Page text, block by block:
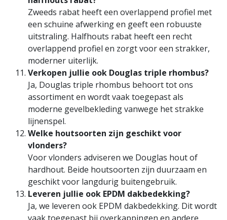
Zweeds rabat heeft een overlappend profiel met
een schuine afwerking en geeft een robuuste
uitstraling. Halfhouts rabat heeft een recht
overlappend profiel en zorgt voor een strakker,
moderner uiterlijk.
Verkopen jullie ook Douglas triple rhombus?
Ja, Douglas triple rhombus behoort tot ons
assortiment en wordt vaak toegepast als
moderne gevelbekleding vanwege het strakke
lijnenspel.
Welke houtsoorten zijn geschikt voor
vlonders?
Voor vlonders adviseren we Douglas hout of
hardhout. Beide houtsoorten zijn duurzaam en
geschikt voor langdurig buitengebruik.
Leveren jullie ook EPDM dakbedekking?
Ja, we leveren ook EPDM dakbedekking. Dit wordt